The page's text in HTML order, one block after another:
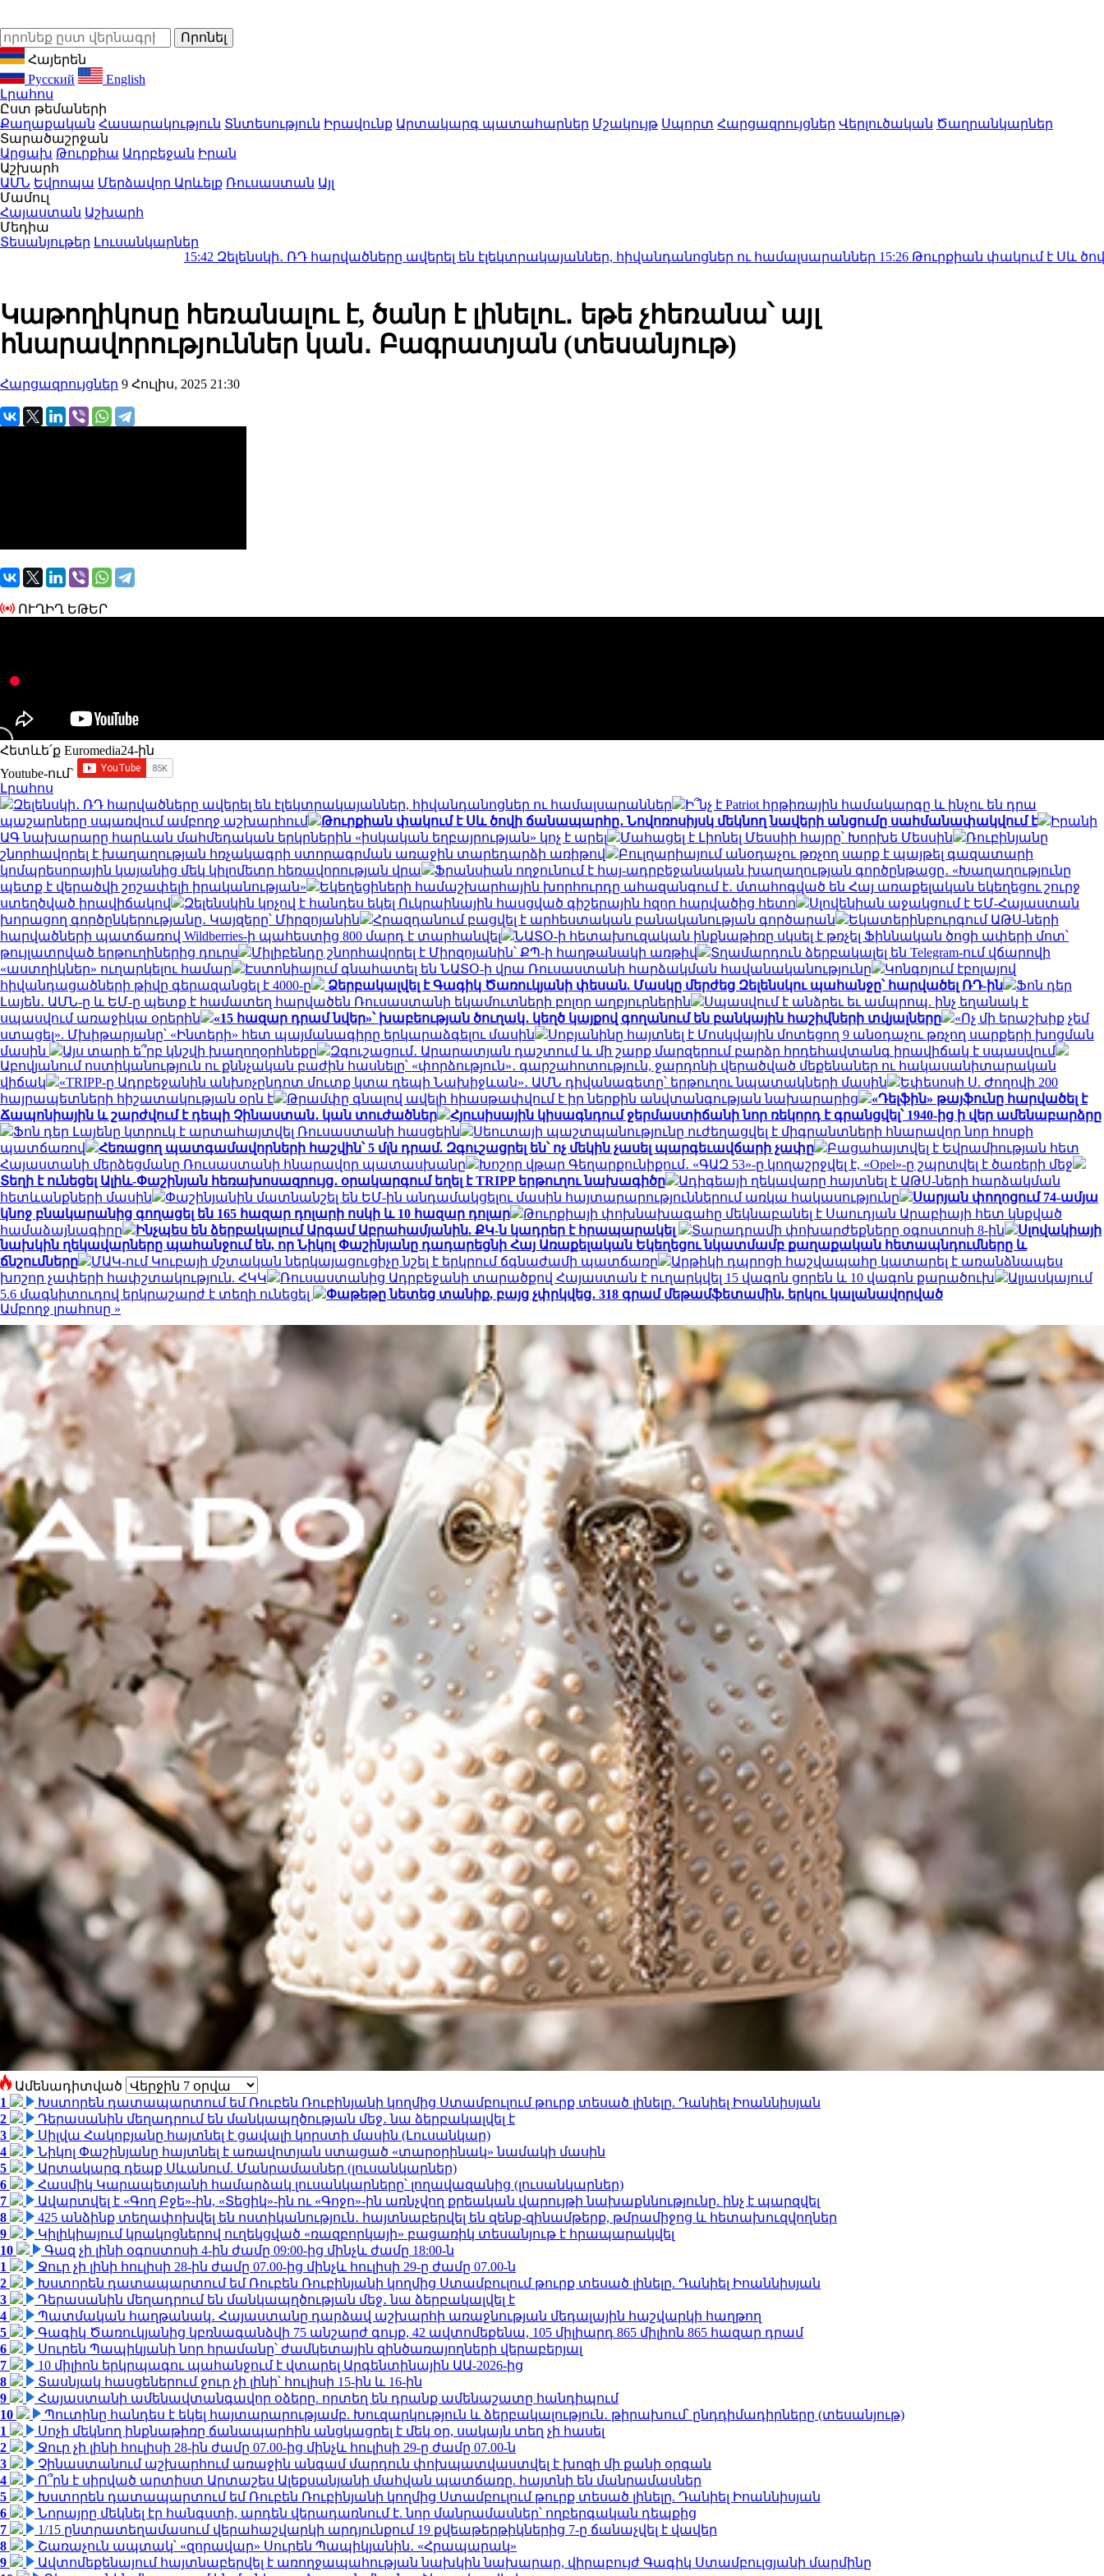
Հայերեն
Русский
English
Լրահոս
Ըստ թեմաների
Քաղաքական Հասարակություն Տնտեսություն Իրավունք Արտակարգ պատահարներ Մշակույթ Սպորտ Հարցազրույցներ Վերլուծական Ծաղրանկարներ
Տարածաշրջան
Արցախ Թուրքիա Ադրբեջան Իրան
Աշխարհ
ԱՄՆ Եվրոպա Մերձավոր Արևելք Ռուսաստան Այլ
Մամուլ
Հայաստան Աշխարհ
Մեդիա
Տեսանյութեր Լուսանկարներ
Զելենսկի․ ՌԴ հարվածները ավերել են էլեկտրակայաններ, հիվանդանոցներ ու համալսարաններ15:26Թուրքիան փակում է Սև ծովի
Կաթողիկոսը հեռանալու է, ծանր է լինելու․ եթե չհեռանա՝ այլ
հնարավորություններ կան․ Բագրատյան (տեսանյութ)
Հարցազրույցներ 9 Հուլիս, 2025 21:30
ՈՒՂԻՂ ԵԹԵՐ
Հետևե՛ք Euromedia24-ին
Youtube-ում`
Լրահոս
Զելենսկի․ ՌԴ հարվածները ավերել են էլեկտրակայաններ, հիվանդանոցներ ու համալսարաններ
Ի՞նչ է Patriot հրթիռային համակարգը և ինչու են դրա
պաշարները սպառվում ամբողջ աշխարհում
Թուրքիան փակում է Սև ծովի ճանապարհը․ Նովոռոսիյսկ մեկնող նավերի անցումը սահմանափակվում է
Իրանի
ԱԳ նախարարը հարևան մահմեդական երկրներին «իսկական եղբայրության» կոչ է արել
Մահացել է Լիոնել Մեսսիի հայրը՝ Խորխե Մեսսին
Ռուբինյանը
շնորհավորել է խաղաղության հռչակագրի ստորագրման առաջին տարեդարձի առիթով
Բուլղարիայում անօդաչու թռչող սարք է պայթել գազատարի
կոմպրեսորային կայանից մեկ կիլոմետր հեռավորության վրա
Ֆրանսիան ողջունում է հայ-ադրբեջանական խաղաղության գործընթացը․ «Խաղաղությունը
պետք է վերածվի շոշափելի իրականության»
Եկեղեցիների համաշխարհային խորհուրդը ահազանգում է․ մտահոգված են Հայ առաքելական եկեղեցու շուրջ
ստեղծված իրավիճակով
Զելենսկին կոչով է հանդես եկել Ուկրաինային հասցված գիշերային հզոր հարվածից հետո
Սլովենիան աջակցում է ԵՄ-Հայաստան
խորացող գործընկերությանը․ Կայզերը՝ Միրզոյանին
Հրազդանում բացվել է արհեստական բանականության գործարան
Եկատերինբուրգում ԱԹՍ-ների
հարվածների պատճառով Wildberries-ի պահեստից 800 մարդ է տարհանվել
ՆԱՏՕ-ի հետախուզական ինքնաթիռը սկսել է թռչել Ֆիննական ծոցի ափերի մոտ՝
թույլատրված երթուղիներից դուրս
Միլիբենդը շնորհավորել է Միրզոյանին՝ ՔՊ-ի հաղթանակի առթիվ
Տղամարդուն ձերբակալել են Telegram-ում վճարովի
«աստղիկներ» ուղարկելու համար
Էստոնիայում գնահատել են ՆԱՏՕ-ի վրա Ռուսաստանի հարձակման հավանականությունը
Կոնգոյում էբոլայով
հիվանդացածների թիվը գերազանցել է 4000-ը
Ձերբակալվել է Գագիկ Ծառուկյանի փեսան. Մասկը մերժեց Զելենսկու պահանջը՝ հարվածել ՌԴ-ին
Ֆոն դեր
Լայեն․ ԱՄՆ-ը և ԵՄ-ը պետք է համատեղ հարվածեն Ռուսաստանի եկամուտների բոլոր աղբյուրներին
Սպասվում է անձրեւ եւ ամպրոպ. ինչ եղանակ է
սպասվում առաջիկա օրերին
«15 հազար դրամ նվեր»՝ խաբեության ծուղակ․ կեղծ կայքով գողանում են բանկային հաշիվների տվյալները
«Ոչ մի երաշխիք չեմ
ստացել». Մխիթարյանը՝ «Ինտերի» հետ պայմանագիրը երկարաձգելու մասին
Սոբյանինը հայտնել է Մոսկվային մոտեցող 9 անօդաչու թռչող սարքերի խոցման
մասին
Այս տարի ե՞րբ կնշվի խաղողօրհնեքը
Զգուշացում․ Արարատյան դաշտում և մի շարք մարզերում բարձր հրդեհավտանգ իրավիճակ է սպասվում
Աբովյանում ոստիկանություն ու քննչական բաժին հասնելը՝ «փորձություն»․ գարշահոտություն, ջարդոնի վերածված մեքենաներ ու հակասանիտարական
վիճակ
«TRIPP-ը Ադրբեջանին անխոչընդոտ մուտք կտա դեպի Նախիջևան»․ ԱՄՆ դիվանագետը՝ երթուղու նպատակների մասին
Եփեսոսի Ս. Ժողովի 200
հայրապետների հիշատակության օրն է
Թրամփը գնալով ավելի հիասթափվում է իր ներքին անվտանգության նախարարից
«Դելֆին» թայֆունը հարվածել է
Ճապոնիային և շարժվում է դեպի Չինաստան․ կան տուժածներ
Հյուսիսային կիսագնդում ջերմաստիճանի նոր ռեկորդ է գրանցվել՝ 1940-ից ի վեր ամենաբարձրը
Ֆոն դեր Լայենը կտրուկ է արտահայտվել Ռուսաստանի հասցեին
Սեուտայի ​​պաշտպանությունը ուժեղացվել է միգրանտների հնարավոր նոր հոսքի
պատճառով
Հեռացող պատգամավորների հաշվին՝ 5 մլն դրամ. Զգուշացրել են՝ ոչ մեկին չասել պարգեւավճարի չափը
Բացահայտվել է Եվրամիության հետ
Հայաստանի մերձեցմանը Ռուսաստանի հնարավոր պատասխանը
Խոշոր վթար Գեղարքունիքում․ «ԳԱԶ 53»-ը կողաշրջվել է, «Opel»-ը շպրտվել է ծառերի մեջ
Տեղի է ունեցել Ալիև-Փաշինյան հեռախոսազրույց․ օրակարգում եղել է TRIPP երթուղու նախագիծը
Ադիգեայի ղեկավարը հայտնել է ԱԹՍ-ների հարձակման
հետևանքների մասին
Փաշինյանին մատնանշել են ԵՄ-ին անդամակցելու մասին հայտարարություններում առկա հակասությունը
Սարյան փողոցում 74-ամյա
կնոջ բնակարանից գողացել են 165 հազար դոլարի ոսկի և 10 հազար դոլար
Թուրքիայի փոխնախագահը մեկնաբանել է Սաուդյան Արաբիայի հետ կնքված
համաձայնագիրը
Ինչպես են ձերբակալում Արգամ Աբրահամյանին. ՔԿ-ն կադրեր է հրապարակել Տարադրամի փոխարժեքները օգոստոսի 8-ին
Սլովակիայի
նախկին ղեկավարները պահանջում են, որ Նիկոլ Փաշինյանը դադարեցնի Հայ Առաքելական Եկեղեցու նկատմամբ քաղաքական հետապնդումները և
ճնշումները
ՄԱԿ-ում Կուբայի մշտական ​​ներկայացուցիչը նշել է երկրում ճգնաժամի պատճառը
Արթիկի դպրոցի հաշվապահը կատարել է առանձնապես
խոշոր չափերի հափշտակություն. ՀԿԿ
Ռուսաստանից Ադրբեջանի տարածքով Հայաստան է ուղարկվել 15 վագոն ցորեն և 10 վագոն քարածուխ
Ալյասկայում
5.6 մագնիտուդով երկրաշարժ է տեղի ունեցել
Փաթեթը նետեց տանիք, բայց չփրկվեց․ 318 գրամ մեթամֆետամին, երկու կալանավորված
Ամբողջ լրահոսը »
Ամենադիտված
1
Խստորեն դատապարտում եմ Ռուբեն Ռուբինյանի կողմից Ստամբուլում թուրք տեսած լինելը. Դանիել Իոաննիսյան
2
Դերասանին մեղադրում են մանկապղծության մեջ․ նա ձերբակալվել է
3
Սիլվա Հակոբյանը հայտնել է ցավալի կորստի մասին (Լուսանկար)
4
Նիկոլ Փաշինյանը հայտնել է առավոտյան ստացած «տարօրինակ» նամակի մասին
5
Արտակարգ դեպք Սևանում. Մանրամասներ (լուսանկարներ)
6
Հասմիկ Կարապետյանի համարձակ լուսանկարները՝ լողավազանից (լուսանկարներ)
7
Ավարտվել է «Գող Բջե»-ին, «Տեցիկ»-ին ու «Գոջո»-ին առնչվող քրեական վարույթի նախաքննությունը. ինչ է պարզվել
8
425 անձինք տեղափոխվել են ոստիկանություն․ հայտնաբերվել են զենք-զինամթերք, թմրամիջոց և հետախուզվողներ
9
Կիլիկիայում կրակոցներով ուղեկցված «ռազբորկայի» բացառիկ տեսանյութ է հրապարակվել
10
Գազ չի լինի օգոստոսի 4-ին ժամը 09:00-ից մինչև ժամը 18:00-ն
1
Ջուր չի լինի հուլիսի 28-ին ժամը 07.00-ից մինչև հուլիսի 29-ը ժամը 07.00-ն
2
Խստորեն դատապարտում եմ Ռուբեն Ռուբինյանի կողմից Ստամբուլում թուրք տեսած լինելը. Դանիել Իոաննիսյան
3
Դերասանին մեղադրում են մանկապղծության մեջ․ նա ձերբակալվել է
4
Պատմական հաղթանակ․ Հայաստանը դարձավ աշխարհի առաջնության մեդալային հաշվարկի հաղթող
5
Գագիկ Ծառուկյանից կբռնագանձվի 75 անշարժ գույք, 42 ավտոմեքենա, 105 միլիարդ 865 միլիոն 865 հազար դրամ
6
Սուրեն Պապիկյանի նոր հրամանը՝ ժամկետային զինծառայողների վերաբերյալ
7
10 միլիոն երկրպագու պահանջում է վտարել Արգենտինային ԱԱ-2026-ից
8
Տասնյակ հասցեներում ջուր չի լինի՝ հուլիսի 15-ին և 16-ին
9
Հայաստանի ամենավտանգավոր օձերը. որտեղ են դրանք ամենաշատը հանդիպում
10
Պուտինը հանդես է եկել հայտարարությամբ. Խուզարկություն և ձերբակալություն․ թիրախում՝ ընդդիմադիրները (տեսանյութ)
1
Սոչի մեկնող ինքնաթիռը ճանապարհին անցկացրել է մեկ օր, սակայն տեղ չի հասել
2
Ջուր չի լինի հուլիսի 28-ին ժամը 07.00-ից մինչև հուլիսի 29-ը ժամը 07.00-ն
3
Չինաստանում աշխարհում առաջին անգամ մարդուն փոխպատվաստվել է խոզի մի քանի օրգան
4
Ո՞րն է սիրված արտիստ Արտաշես Ալեքսանյանի մահվան պատճառը. հայտնի են մանրամասներ
5
Խստորեն դատապարտում եմ Ռուբեն Ռուբինյանի կողմից Ստամբուլում թուրք տեսած լինելը. Դանիել Իոաննիսյան
6
Նորայրը մեկնել էր հանգստի, արդեն վերադառնում է. նոր մանրամասներ՝ ողբերգական դեպքից
7
1/15 ընտրատեղամասում վերահաշվարկի արդյունքում 19 քվեաթերթիկներից 7-ը ճանաչվել է վավեր
8
Շառաչուն ապտակ՝ «զորավար» Սուրեն Պապիկյանին․ «Հրապարակ»
9
Ավտոմեքենայում հայտնաբերվել է առողջապահության նախկին նախարար, վիրաբույժ Գագիկ Ստամբուլցյանի մարմինը